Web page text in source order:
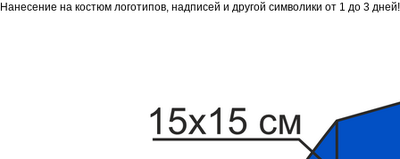
Нанесение на костюм логотипов, надписей и другой символики от 1 до 3 дней!